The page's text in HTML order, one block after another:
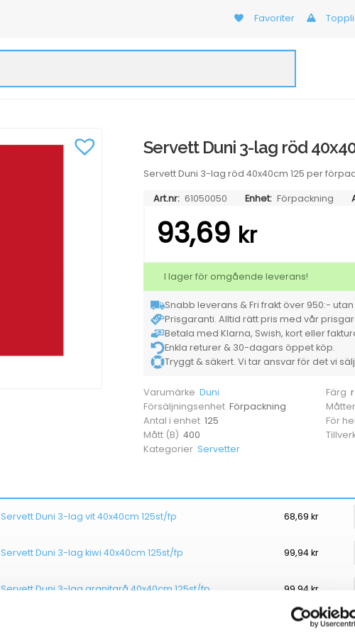
Favoriter
Servett Duni 3-lag röd
Servett Duni 3-lag röd 40x40cm 125 per
Art.nr: 61050050 Enhet: Förpackning
93,69 kr
I lager för omgående leverans!
Snabb leverans & Fri frakt över 950:-
Prisgaranti. Alltid rätt pris med vår
Betala med Klarna, Swish, kort eller
Enkla returer & 30-dagars öppet köp.
Tryggt & säkert. Vi tar ansvar för det vi
Varumärke Duni Färg
Försäljningsenhet Förpackning
Antal i enhet 125 För
Mått (B) 400
Kategorier Servetter
Servett Duni 3-lag vit 40x40cm 125st/fp 68,69 kr
Servett Duni 3-lag kiwi 40x40cm 125st/fp 99,94kr
Servett Duni 3-lag granitgrå 40x40cm 125st/fp 99,94kr
99,94kr